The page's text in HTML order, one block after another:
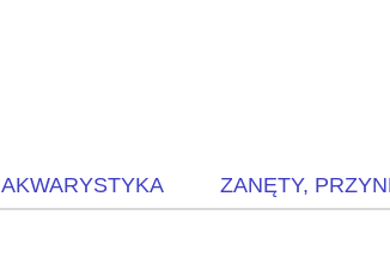
AKWARYSTYKA ZANĘTY,